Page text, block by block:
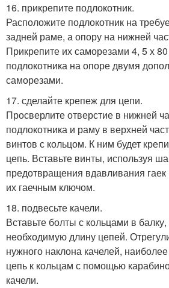
16. прикрепите подлокотник.
Расположите подлокотник на
задней раме, а опору на нижней
Прикрепите их саморезами 4, 5 х
подлокотника на опоре двумя
саморезами.
17. сделайте крепеж для цепи.
Просверлите отверстие в нижней
подлокотника и раму в верхней
винтов с кольцом. К ним будет
цепь. Вставьте винты, используя
предотвращения вдавливания гаек
их гаечным ключом.
18. подвесьте качели.
Вставьте болты с кольцами в
необходимую длину цепей.
нужного наклона качелей,
цепь к кольцам с помощью
качели.